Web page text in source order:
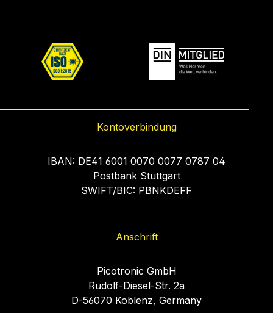
Kontoverbindung
IBAN: DE41 6001 0070 0077 0787 04
Postbank Stuttgart
SWIFT/BIC: PBNKDEFF
Anschrift
Picotronic GmbH
Rudolf-Diesel-Str. 2a
D-56070 Koblenz, Germany